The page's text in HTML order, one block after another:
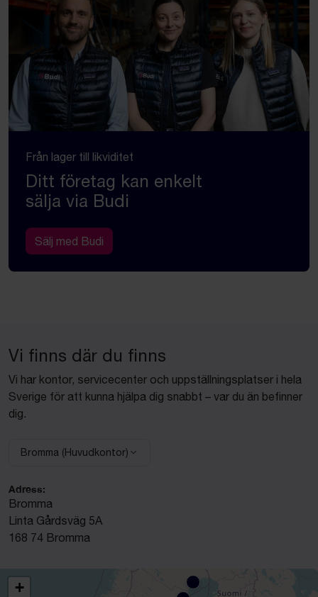
Från lager till likviditet
Ditt företag kan enkelt
sälja via Budi
Sälj med Budi
Vi finns där du finns
Vi har kontor, servicecenter och uppställningsplatser i hela
Sverige för att kunna hjälpa dig snabbt – var du än befinner
dig.
Välj anläggning:
Bromma (Huvudkontor)
Adress:
Bromma
Linta Gårdsväg 5A
168 74 Bromma
+